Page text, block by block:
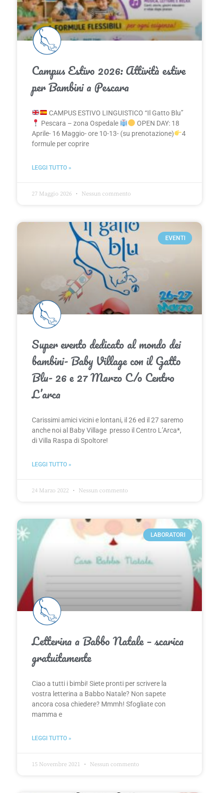
Campus Estivo 2026: Attività estive
per Bambini a Pescara
CAMPUS ESTIVO LINGUISTICO “Il Gatto Blu”
Pescara – zona Ospedale
OPEN DAY: 18
Aprile- 16 Maggio- ore 10-13- (su prenotazione)
4
formule per coprire
LEGGI TUTTO »
27 Maggio 2026 Nessun commento
EVENTI
Super evento dedicato al mondo dei
bambini- Baby Village con il Gatto
Blu- 26 e 27 Marzo C/o Centro
L’arca
Carissimi amici vicini e lontani, il 26 ed il 27 saremo
anche noi al Baby Village presso il Centro L’Arca*,
di Villa Raspa di Spoltore!
LEGGI TUTTO »
24 Marzo 2022 Nessun commento
LABORATORI
Letterina a Babbo Natale – scarica
gratuitamente
Ciao a tutti i bimbi! Siete pronti per scrivere la
vostra letterina a Babbo Natale? Non sapete
ancora cosa chiedere? Mmmh! Sfogliate con
mamma e
LEGGI TUTTO »
15 Novembre 2021 Nessun commento